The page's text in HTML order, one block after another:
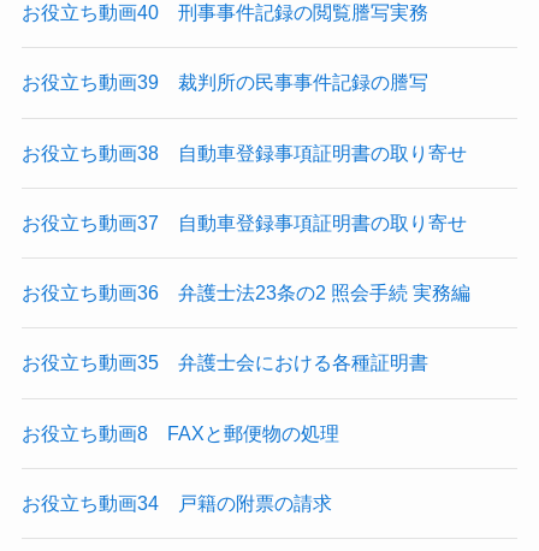
お役立ち動画40 刑事事件記録の閲覧謄写実務
お役立ち動画39 裁判所の民事事件記録の謄写
お役立ち動画38 自動車登録事項証明書の取り寄せ
お役立ち動画37 自動車登録事項証明書の取り寄せ
お役立ち動画36 弁護士法23条の2 照会手続 実務編
お役立ち動画35 弁護士会における各種証明書
お役立ち動画8 FAXと郵便物の処理
お役立ち動画34 戸籍の附票の請求